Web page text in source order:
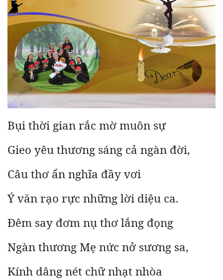
Bụi thời gian rắc mờ muôn sự
Gieo yêu thương sáng cả ngàn đời,
Câu thơ ẩn nghĩa đầy vơi
Ý văn rạo rực những lời diệu ca.
Đêm say đơm nụ thơ lắng đọng
Ngàn thương Mẹ nức nở sương sa,
Kính dâng nét chữ nhạt nhòa